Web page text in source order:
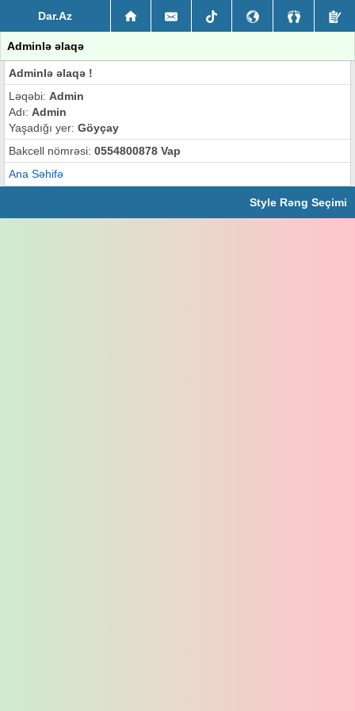
Dar.Az
Adminlə əlaqə
Adminlə əlaqə !
Ləqəbi: Admin
Adı: Admin
Yaşadığı yer: Göyçay
Bakcell nömrəsi: 0554800878 Vap
Ana Səhifə
Style Rəng Seçimi